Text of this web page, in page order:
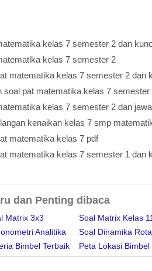
kelas 7 semester 2 dan
kelas 7 semester 2
matematika kelas 7 semester 2 dan
soal pat matematika kelas 7 semester
kelas 7 semester 2 dan
kenaikan kelas 7 smp
matematika kelas 7 pdf
matematika kelas 7 semester 1 dan
dan Penting dibaca
Matrix 3x3
Analitika
Bimbel Terbaik
Soal Matrix Kelas
Soal Dinamika
Peta Lokasi Bimbel